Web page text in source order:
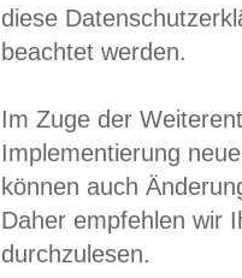
diese
beachtet werden.
Im Zuge der
Implementierung
können auch
Daher empfehlen wir
durchzulesen.